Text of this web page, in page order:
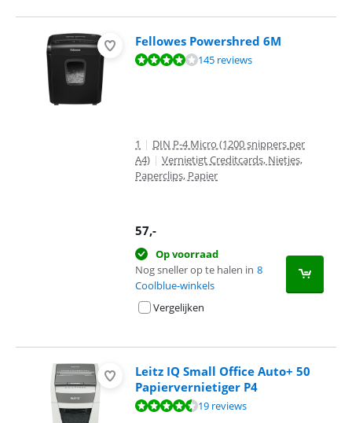
Fellowes Powershred 6M
Beoordeling is 8,3 van de 10, gebaseerd op 145 reviews.
145 reviews
1 | DIN P-4 Micro (1200 snippers per
A4) | Vernietigt Creditcards, Nietjes,
Paperclips, Papier
57,-
Op voorraad
Nog sneller op te halen in 8
Coolblue-winkels
Vergelijken
Leitz IQ Small Office Auto+ 50
Papiervernietiger P4
Beoordeling is 8,6 van de 10, gebaseerd op 19 reviews.
19 reviews